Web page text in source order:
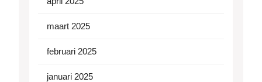
maart 2025
februari 2025
januari 2025